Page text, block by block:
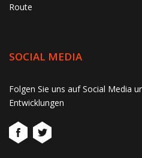
Route
SOCIAL MEDIA
Folgen Sie uns auf Social Media
Entwicklungen
gtag('consent', 'update', function() {
window.dataLayer || [];